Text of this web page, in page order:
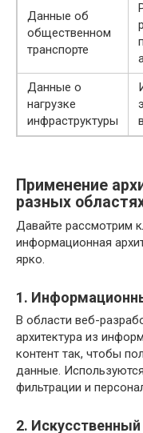
Данные об
общественном
транспорте
Данные о
нагрузке
инфраструктуры
Применение
разных
Давайте рассмотрим
информационная
ярко.
1.
В области веб-
архитектура из
контент так, чтобы
данные.
фильтрации и
2.